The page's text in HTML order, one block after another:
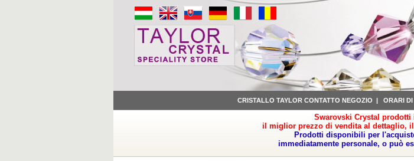
CRISTALLO TAYLOR CONTATTO NEGOZIO | ORARI
Swarovski Crystal prodotti
il miglior prezzo di vendita al dettaglio,
Prodotti disponibili per
immediatamente personale, o può